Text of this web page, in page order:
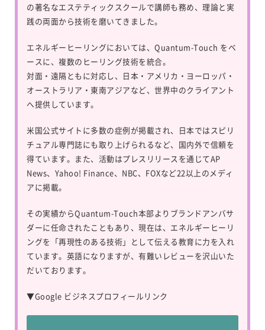
の著名なエステティックスクールで講師も務め、理論と実
践の両面から技術を磨いてきました。
エネルギーヒーリングにおいては、 Quantum-Touch をベ
ースに、複数のヒーリング技術を統合。
対面・遠隔ともに対応し、日本・アメリカ・ヨーロッパ・
オーストラリア・東南アジアなど、世界中のクライアント
へ提供しています。
米国公式サイトに多数の症例が掲載され、日本ではスピリ
チュアル専門誌にも取り上げられるなど、国内外で信頼を
得ています。また、活動はプレスリリースを通じてAP
News、Yahoo! Finance、NBC、FOXなど22以上のメディ
アに掲載。
その実績からQuantum-Touch本部よりブランドアンバサ
ダーに任命されたこともあり、現在は、エネルギーヒーリ
ングを「再現性のある技術」として伝える教育に力を入れ
ています。英語になりますが、有難いレビューを沢山いた
だいております。
▼Google ビジネスプロフィールリンク